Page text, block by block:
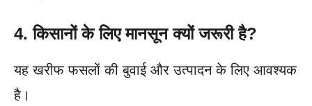
4. किसानों के लिए मानसून क्यों जरूरी है?
यह खरीफ फसलों की बुवाई और उत्पादन के लिए आवश्यक
है।